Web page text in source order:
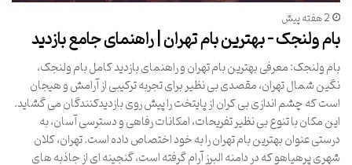
2 هفته پیش
بام ولنجک – بهترین بام تهران | راهنمای جامع بازدید
بام ولنجک: معرفی بهترین بام تهران و راهنمای بازدید کامل بام ولنجک،
نگین شمال تهران، مقصدی بی نظیر برای تجربه ترکیبی از آرامش و هیجان
است که چشم اندازی بی کران از پایتخت را پیش روی بازدیدکنندگان می گشاید.
این مکان با تنوع بی نظیر تفریحات، امکانات رفاهی و دسترسی آسان، به
درستی عنوان بهترین بام تهران را به خود اختصاص داده است. تهران، کلان
شهری پرهیاهو که در دامنه البرز آرام گرفته است، گنجینه ای از جاذبه های